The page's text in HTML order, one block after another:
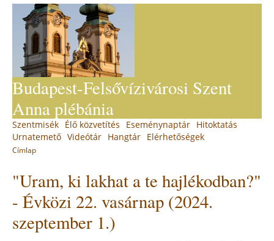
navigation
Budapest-Felsővízivárosi Szent
Anna plébánia
are
here
Címlap
to
top
"Uram, ki lakhat a te hajlékodban?"
- Évközi 22. vasárnap (2024.
szeptember 1.)
Back
to
top
Main
menu
Szentmisék Élő közvetítés Eseménynaptár Hitoktatás
Urnatemető Videótár Hangtár Elérhetőségek